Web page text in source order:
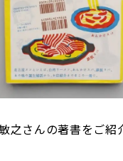
之さんの著書をご紹